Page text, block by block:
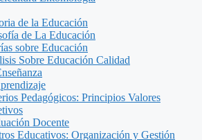
de la Educación
de La Educación
sobre Educación
Sobre Educación Calidad
Pedagógicos: Principios Valores
Docente
Educativos: Organización y Gestión